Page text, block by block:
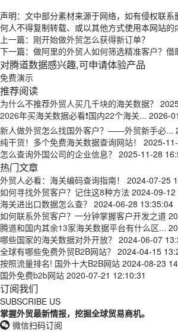
声明：文中部分素材来源于网络，如有侵权联
何人不得复制转载、或以其他方式使用本网站的
上一篇： 刚开始做外贸怎么获得新订单？
下一篇： 做阿里的外贸人如何筛选精准客户？借
对腾道数据感兴趣,可申请体验产品
免费演示
推荐阅读
为什么不推荐外贸人买几千块的海关数据？
2026年买海关数据必看❗国内22个海关... 2026-
新人做外贸怎么找国外客户？——外贸新手必...
纯干货！多个免费海关数据查询网站！
2025-
怎么查询外国公司的企业信息？ 2025-11-28
热门文章
外贸人必看：海关编码查询指南！
2024-07-25
如何寻找外贸客户？记住这8种方法 2024-09-12
海关进出口数据怎么查？ 2024-06-28 13:35:04
如何联系外贸客户？一分钟掌握客户开发之道
腾道和国内其余13家海关数据平台有什么区...
哪些国家的海关数据对外开放？ 2024-06-07
全球有哪些免费外贸B2B网站？ 2024-04-15
按照流量排名! 国外十大B2B网站 2024-08-23
国外免费b2b网站 2020-07-21 12:10:31
订阅我们
SUBSCRIBE US
掌握外贸最新情报，挖掘全球贸易商机。
微信扫码订阅